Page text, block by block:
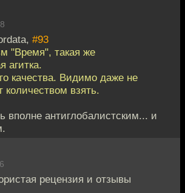
#93
"Время", такая же
агитка.
качества. Видимо даже не
количеством взять.
вполне антиглобалистским... и
рецензия и отзывы